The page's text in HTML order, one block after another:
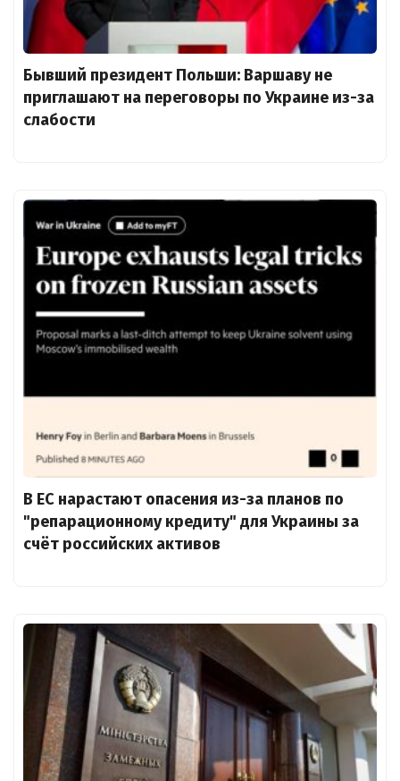
Бывший президент Польши: Варшаву не
приглашают на переговоры по Украине из-за
слабости
В ЕС нарастают опасения из-за планов по
"репарационному кредиту" для Украины за
счёт российских активов